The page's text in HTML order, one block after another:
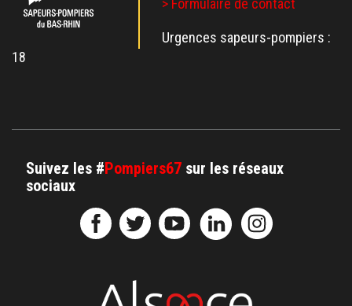
> Formulaire de contact
Urgences sapeurs-pompiers :
18
Suivez les #Pompiers67 sur les réseaux
sociaux